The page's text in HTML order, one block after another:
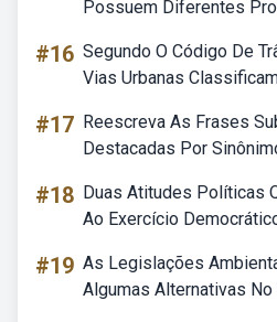
Possuem Diferentes
#16 Segundo O Código De
Vias Urbanas
#17 Reescreva As Frases
Destacadas Por
#18 Duas Atitudes Políticas
Ao Exercício
#19 As Legislações
Algumas Alternativas No